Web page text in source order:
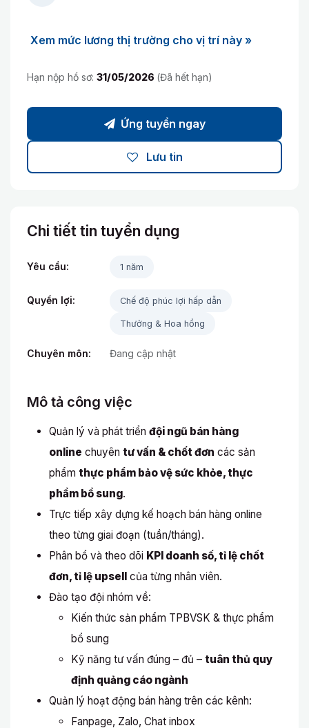
Xem mức lương thị trường cho vị trí này »
Hạn nộp hồ sơ: 31/05/2026 (Đã hết hạn)
Ứng tuyển ngay
Lưu tin
Chi tiết tin tuyển dụng
Yêu cầu: 1 năm
Quyền lợi: Chế độ phúc lợi hấp dẫn
Thưởng & Hoa hồng
Chuyên môn: Đang cập nhật
Mô tả công việc
Quản lý và phát triển đội ngũ bán hàng
online chuyên tư vấn & chốt đơn các sản
phẩm thực phẩm bảo vệ sức khỏe, thực
phẩm bổ sung.
Trực tiếp xây dựng kế hoạch bán hàng online
theo từng giai đoạn (tuần/tháng).
Phân bổ và theo dõi KPI doanh số, tỉ lệ chốt
đơn, tỉ lệ upsell của từng nhân viên.
Đào tạo đội nhóm về:
Kiến thức sản phẩm TPBVSK & thực phẩm
bổ sung
Kỹ năng tư vấn đúng – đủ – tuân thủ quy
định quảng cáo ngành
Quản lý hoạt động bán hàng trên các kênh:
Fanpage, Zalo, Chat inbox